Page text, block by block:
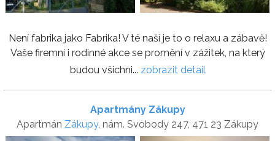
Není fabrika jako Fabrika! V té naší je to o relaxu a zábavě!
Vaše firemní i rodinné akce se promění v zážitek, na který
budou všichni... zobrazit detail
Apartmány Zákupy
Apartmán Zákupy, nám. Svobody 247, 471 23 Zákupy